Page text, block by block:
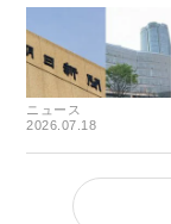
ニュース
2026.07.18